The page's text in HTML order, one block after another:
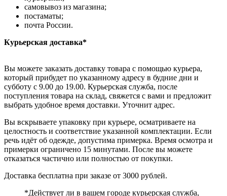
самовывоз из магазина;
постаматы;
почта России.
Курьерская доставка*
Вы можете заказать доставку товара с помощью курьера,
который прибудет по указанному адресу в будние дни и
субботу с 9.00 до 19.00. Курьерская служба, после
поступления товара на склад, свяжется с вами и предложит
выбрать удобное время доставки. Уточнит адрес.
Вы вскрываете упаковку при курьере, осматриваете на
целостность и соответствие указанной комплектации. Если
речь идёт об одежде, допустима примерка. Время осмотра и
примерки ограничено 15 минутами. После вы можете
отказаться частично или полностью от покупки.
Доставка бесплатна при заказе от 3000 рублей.
*Действует ли в вашем городе курьерская служба,